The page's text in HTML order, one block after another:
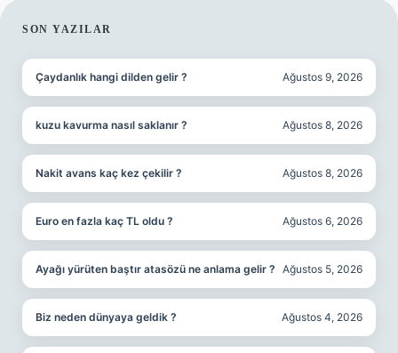
SIDEBAR
SON YAZILAR
Çaydanlık hangi dilden gelir ? Ağustos 9, 2026
kuzu kavurma nasıl saklanır ? Ağustos 8, 2026
Nakit avans kaç kez çekilir ? Ağustos 8, 2026
Euro en fazla kaç TL oldu ? Ağustos 6, 2026
Ayağı yürüten baştır atasözü ne anlama gelir ? Ağustos 5, 2026
Biz neden dünyaya geldik ? Ağustos 4, 2026